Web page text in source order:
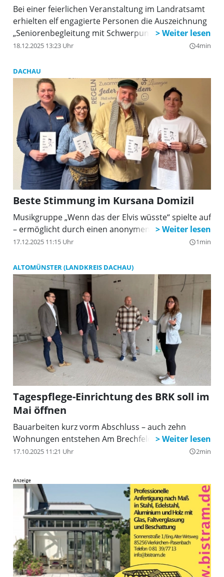
Bei einer feierlichen Veranstaltung im Landratsamt
erhielten elf engagierte Personen die Auszeichnung
„Seniorenbegleitung mit Schwerpunkt Demenz“.
18.12.2025 13:23 Uhr query_builder4min
DACHAU
Beste Stimmung im Kursana Domizil
Musikgruppe „Wenn das der Elvis wüsste“ spielte auf
– ermöglicht durch einen anonymen Spender.
17.12.2025 11:15 Uhr query_builder1min
ALTOMÜNSTER (LANDKREIS DACHAU)
Tagespflege-Einrichtung des BRK soll im
Mai öffnen
Bauarbeiten kurz vorm Abschluss – auch zehn
Wohnungen entstehen Am Brechfeld.
17.10.2025 11:21 Uhr query_builder2min